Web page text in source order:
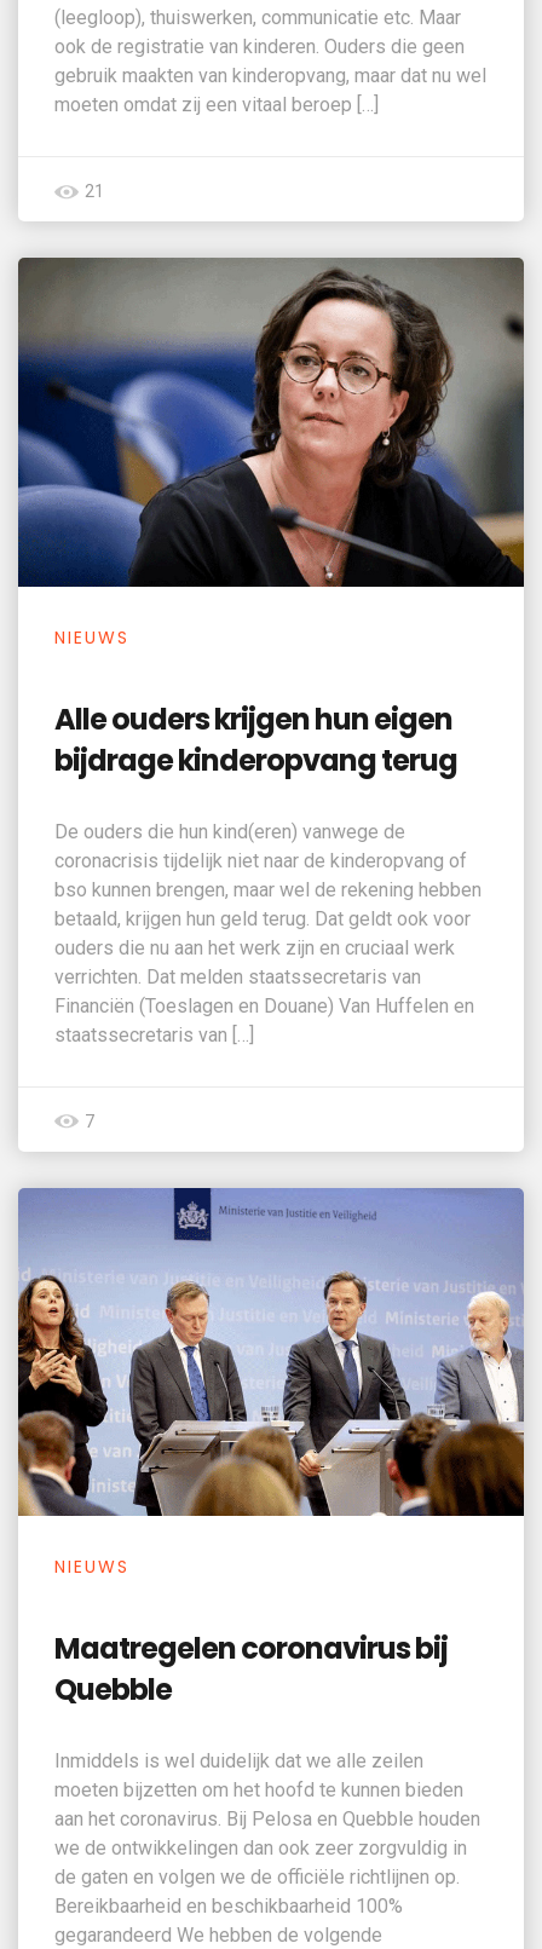
(leegloop), thuiswerken, communicatie etc. Maar
ook de registratie van kinderen. Ouders die geen
gebruik maakten van kinderopvang, maar dat nu wel
moeten omdat zij een vitaal beroep […]
21
NIEUWS
Alle ouders krijgen hun eigen
bijdrage kinderopvang terug
De ouders die hun kind(eren) vanwege de
coronacrisis tijdelijk niet naar de kinderopvang of
bso kunnen brengen, maar wel de rekening hebben
betaald, krijgen hun geld terug. Dat geldt ook voor
ouders die nu aan het werk zijn en cruciaal werk
verrichten. Dat melden staatssecretaris van
Financiën (Toeslagen en Douane) Van Huffelen en
staatssecretaris van […]
7
NIEUWS
Maatregelen coronavirus bij
Quebble
Inmiddels is wel duidelijk dat we alle zeilen
moeten bijzetten om het hoofd te kunnen bieden
aan het coronavirus. Bij Pelosa en Quebble houden
we de ontwikkelingen dan ook zeer zorgvuldig in
de gaten en volgen we de officiële richtlijnen op.
Bereikbaarheid en beschikbaarheid 100%
gegarandeerd We hebben de volgende